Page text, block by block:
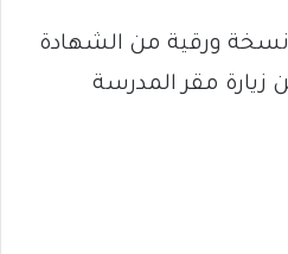
ورقية من الشهادة
زيارة مقر المدرسة